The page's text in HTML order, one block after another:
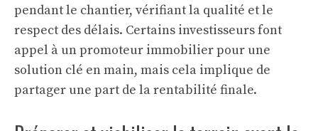
pendant le chantier, vérifiant la qualité et le
respect des délais. Certains investisseurs font
appel à un promoteur immobilier pour une
solution clé en main, mais cela implique de
partager une part de la rentabilité finale.